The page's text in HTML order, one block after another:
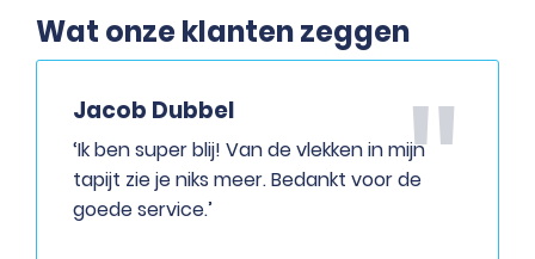
Wat onze klanten zeggen
Jacob Dubbel
‘Ik ben super blij! Van de vlekken in mijn
tapijt zie je niks meer. Bedankt voor de
goede service.’